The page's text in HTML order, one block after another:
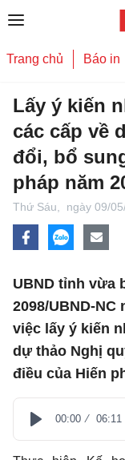
Trang chủ Báo in
Lấy ý kiến
các cấp về
đổi, bổ
pháp năm
Thứ Sáu, ngày 09/
UBND tỉnh vừa
2098/UBND-NC
việc lấy ý kiến
dự thảo Nghị
điều của Hiến
Play
00:00 06:11